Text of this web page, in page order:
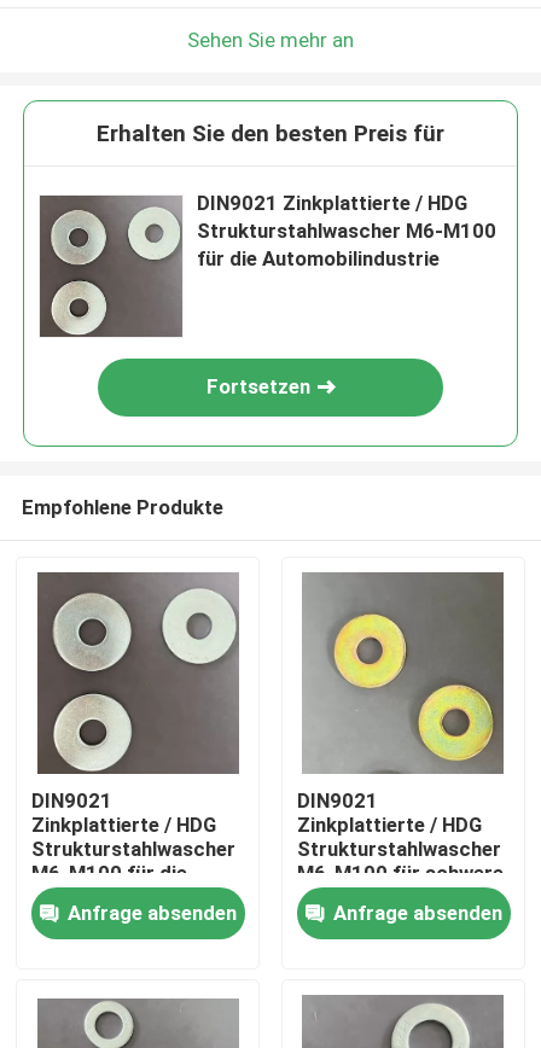
Startseite
Über uns
Sehen Sie mehr an
Erhalten Sie den besten Preis für
DIN9021 Zinkplattierte / HDG
Strukturstahlwascher M6-M100
für die Automobilindustrie
Fortsetzen
Empfohlene Produkte
DIN9021
Zinkplattierte / HDG
Strukturstahlwascher
M6-M100 für die
Automobilindustrie
Anfrage absenden
DIN9021
Zinkplattierte / HDG
Strukturstahlwascher
M6-M100 für schwere
Maschinen
Anfrage absenden